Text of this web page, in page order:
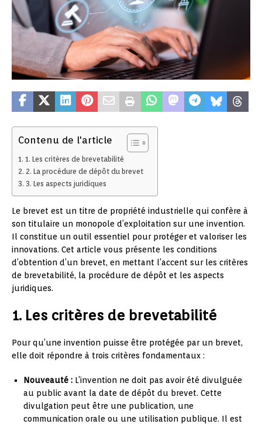
Contenu de l'article
1. Les critères de brevetabilité
2. La procédure de dépôt du brevet
3. Les aspects juridiques
Le brevet est un titre de propriété industrielle qui confère à
son titulaire un monopole d’exploitation sur une invention.
Il constitue un outil essentiel pour protéger et valoriser les
innovations. Cet article vous présente les conditions
d’obtention d’un brevet, en mettant l’accent sur les critères
de brevetabilité, la procédure de dépôt et les aspects
juridiques.
1. Les critères de brevetabilité
Pour qu’une invention puisse être protégée par un brevet,
elle doit répondre à trois critères fondamentaux :
Nouveauté : L’invention ne doit pas avoir été divulguée
au public avant la date de dépôt du brevet. Cette
divulgation peut être une publication, une
communication orale ou une utilisation publique. Il est